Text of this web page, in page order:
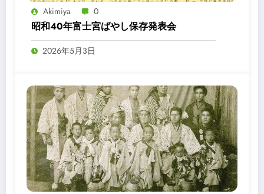
Akimiya 0
昭和40年富士宮ばやし保存発表会
2026年5月3日